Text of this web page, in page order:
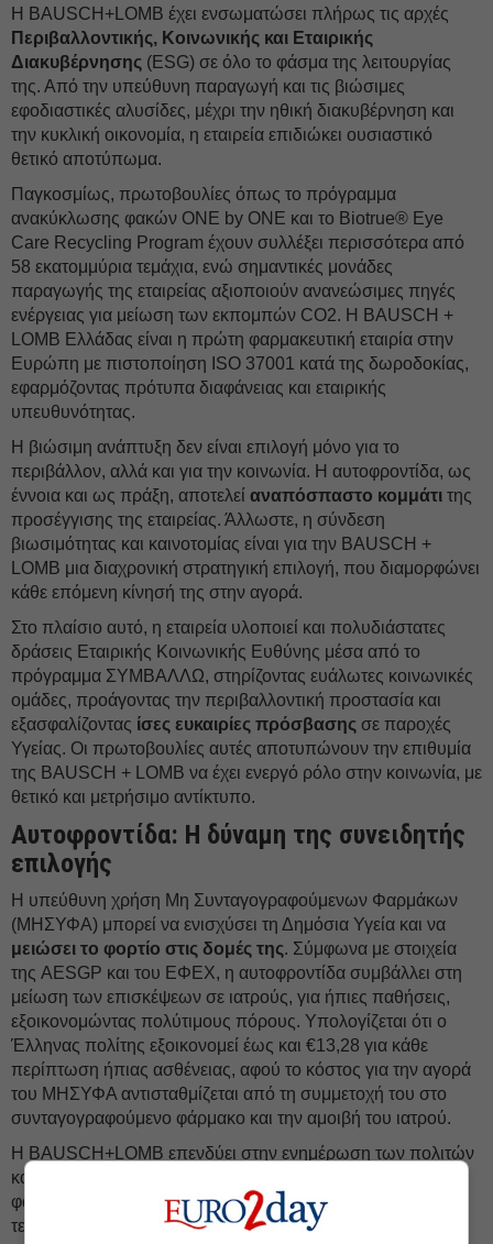
Η BAUSCH+LOMB έχει ενσωματώσει πλήρως τις αρχές
Περιβαλλοντικής, Κοινωνικής και Εταιρικής
Διακυβέρνησης (ESG) σε όλο το φάσμα της λειτουργίας
της. Από την υπεύθυνη παραγωγή και τις βιώσιμες
εφοδιαστικές αλυσίδες, μέχρι την ηθική διακυβέρνηση και
την κυκλική οικονομία, η εταιρεία επιδιώκει ουσιαστικό
θετικό αποτύπωμα.
Παγκοσμίως, πρωτοβουλίες όπως το πρόγραμμα
ανακύκλωσης φακών ONE by ONE και το Biotrue® Eye
Care Recycling Program έχουν συλλέξει περισσότερα από
58 εκατομμύρια τεμάχια, ενώ σημαντικές μονάδες
παραγωγής της εταιρείας αξιοποιούν ανανεώσιμες πηγές
ενέργειας για μείωση των εκπομπών CO2. Η BAUSCH +
LOMB Ελλάδας είναι η πρώτη φαρμακευτική εταιρία στην
Ευρώπη με πιστοποίηση ISO 37001 κατά της δωροδοκίας,
εφαρμόζοντας πρότυπα διαφάνειας και εταιρικής
υπευθυνότητας.
Η βιώσιμη ανάπτυξη δεν είναι επιλογή μόνο για το
περιβάλλον, αλλά και για την κοινωνία. Η αυτοφροντίδα, ως
έννοια και ως πράξη, αποτελεί αναπόσπαστο κομμάτι της
προσέγγισης της εταιρείας. Άλλωστε, η σύνδεση
βιωσιμότητας και καινοτομίας είναι για την BAUSCH +
LOMB μια διαχρονική στρατηγική επιλογή, που διαμορφώνει
κάθε επόμενη κίνησή της στην αγορά.
Στο πλαίσιο αυτό, η εταιρεία υλοποιεί και πολυδιάστατες
δράσεις Εταιρικής Κοινωνικής Ευθύνης μέσα από το
πρόγραμμα ΣΥΜΒΑΛΛΩ, στηρίζοντας ευάλωτες κοινωνικές
ομάδες, προάγοντας την περιβαλλοντική προστασία και
εξασφαλίζοντας ίσες ευκαιρίες πρόσβασης σε παροχές
Υγείας. Οι πρωτοβουλίες αυτές αποτυπώνουν την επιθυμία
της BAUSCH + LOMB να έχει ενεργό ρόλο στην κοινωνία, με
θετικό και μετρήσιμο αντίκτυπο.
Αυτοφροντίδα: H δύναμη της συνειδητής
επιλογής
Η υπεύθυνη χρήση Μη Συνταγογραφούμενων Φαρμάκων
(ΜΗΣΥΦΑ) μπορεί να ενισχύσει τη Δημόσια Υγεία και να
μειώσει το φορτίο στις δομές της. Σύμφωνα με στοιχεία
της AESGP και του ΕΦΕΧ, η αυτοφροντίδα συμβάλλει στη
μείωση των επισκέψεων σε ιατρούς, για ήπιες παθήσεις,
εξοικονομώντας πολύτιμους πόρους. Υπολογίζεται ότι ο
Έλληνας πολίτης εξοικονομεί έως και €13,28 για κάθε
περίπτωση ήπιας ασθένειας, αφού το κόστος για την αγορά
του ΜΗΣΥΦΑ αντισταθμίζεται από τη συμμετοχή του στο
συνταγογραφούμενο φάρμακο και την αμοιβή του ιατρού.
Η BAUSCH+LOMB επενδύει στην ενημέρωση των πολιτών
και στη στενή συνεργασία με τους επαγγελματίες Υγείας,
φαρμακοποιούς και ιατρούς, παρέχοντας επιστημονικά
τεκμηριωμένα εργαλεία επικοινωνίας και